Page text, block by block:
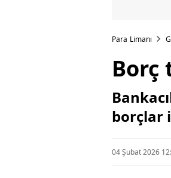
Para Limanı
Borç
borçlar
04 Şubat 2026